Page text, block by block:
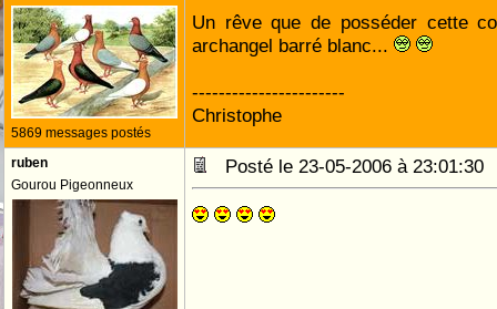
5869 messages postés
Un rêve que de posséder cette
archangel barré blanc...
-----------------------
Christophe
ruben
Gourou Pigeonneux
Posté le 23-05-2006 à